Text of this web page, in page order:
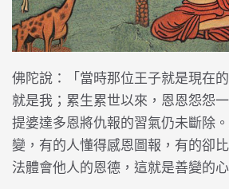
佛陀說：「當時那位王子就是現在
就是我；累生累世以來，恩恩怨怨
提婆達多恩將仇報的習氣仍未斷除
變，有的人懂得感恩圖報，有的卻
法體會他人的恩德，這就是善變的心